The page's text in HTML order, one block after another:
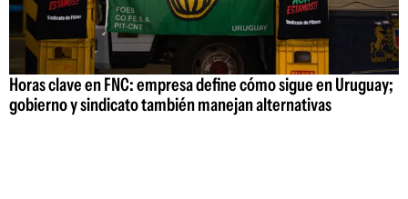
Horas clave en FNC: empresa define cómo sigue en Uruguay;
gobierno y sindicato también manejan alternativas